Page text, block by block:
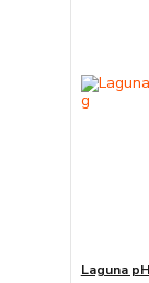
Laguna